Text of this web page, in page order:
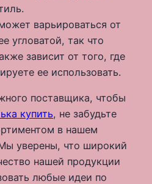
варьироваться от
угловатой, так что
зависит от того, где
ее использовать.
поставщика, чтобы
купить, не забудьте
в нашем
уверены, что широкий
нашей продукции
любые идеи по